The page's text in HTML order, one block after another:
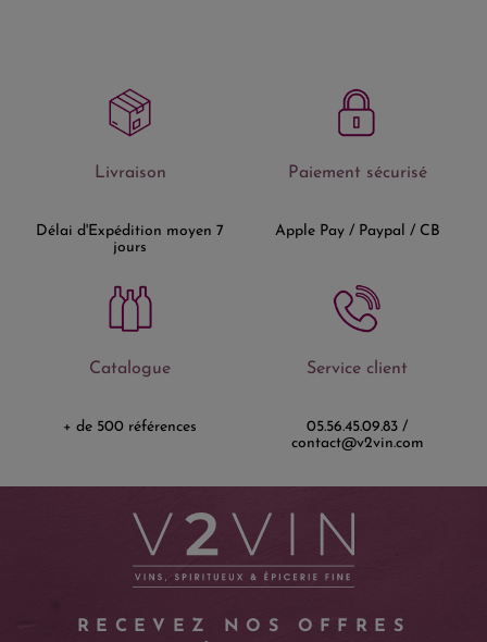
Livraison
Délai d'Expédition moyen 7
jours
Paiement sécurisé
Apple Pay / Paypal / CB
Catalogue
+ de 500 références
Service client
05.56.45.09.83 /
contact@v2vin.com
RECEVEZ NOS OFFRES